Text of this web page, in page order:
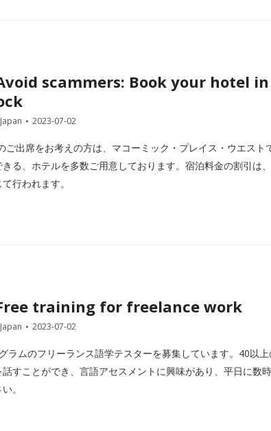
scammers: Book your hotel
2023-07-02
ご出席をお考えの方は、マコーミック・プレイス・ウエスト
る、ホテルを多数ご用意しております。宿泊料金の割引は
行われます。
Free training for freelance work
2023-07-02
ラムのフリーランス語学テスターを募集しています。40以
すことができ、言語アセスメントに興味があり、平日に数
。